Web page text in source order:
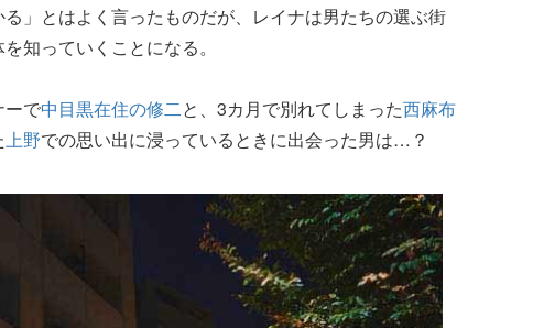
る」とはよく言ったものだが、レイナは男たちの選ぶ街
知っていくことになる。
ーで中目黒在住の修二と、3カ月で別れてしまった西麻布
上野での思い出に浸っているときに出会った男は…？